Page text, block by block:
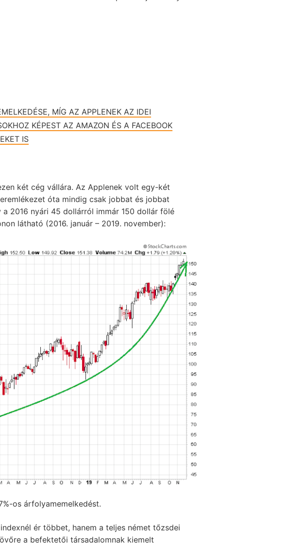
MÍG AZ APPLENEK AZ IDEI
KÉPEST AZ AMAZON ÉS A FACEBOOK
IS
két cég vállára. Az Applenek volt egy-két
óta mindig csak jobbat és jobbat
2016 nyári 45 dollárról immár 150 dollár fölé
látható (2016. január – 2019. november):
os árfolyamemelkedést.
ér többet, hanem a teljes német tőzsdei
a befektetői társadalomnak kiemelt